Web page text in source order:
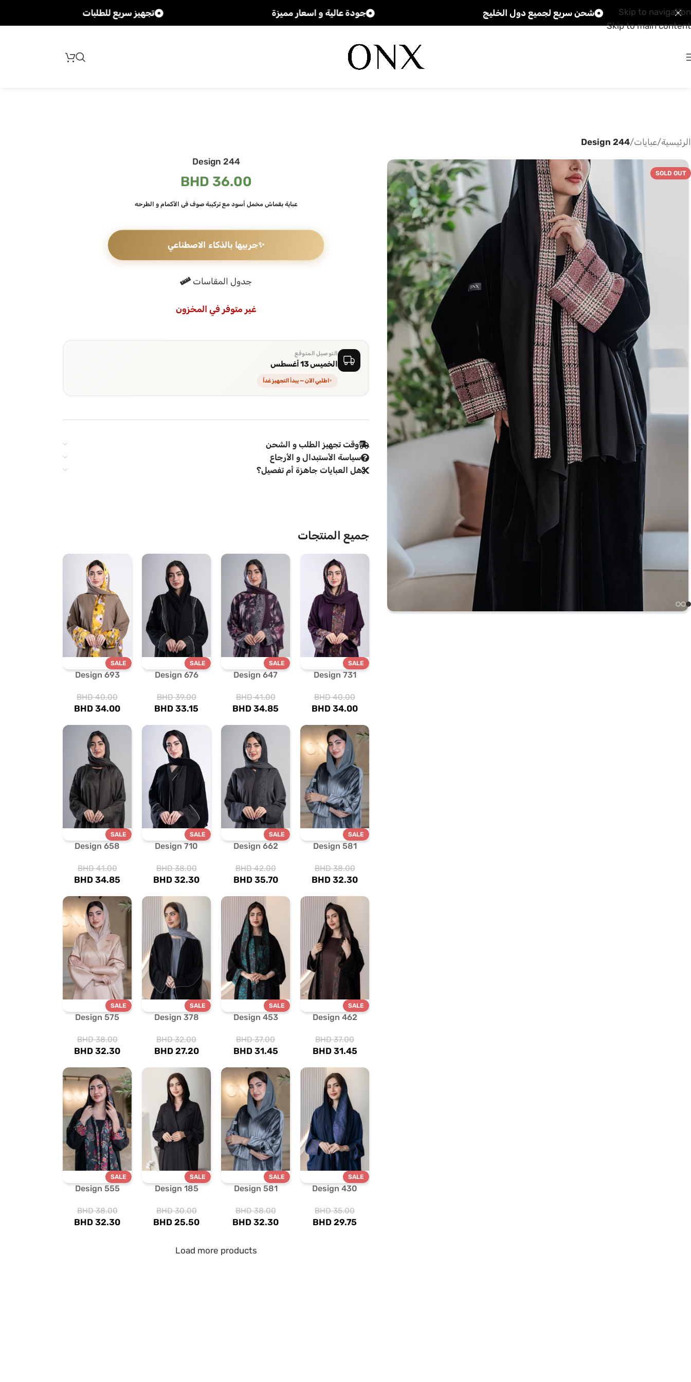
Skip to navigation
Skip to main content
تجهيز سريع للطلبات جودة عالية و اسعار مميزة شحن سريع لجميع دول الخليج
الرئيسية/عبايات/
Design 244
SOLD OUT
Design 244
BHD 36.00
عباية بقماش مخمل أسود مع تركيبة صوف في الأكمام و الطرحه
✨جربيها بالذكاء الاصطناعي
جدول المقاسات
غير متوفر في المخزون
التوصيل المتوقع
الخميس 13 أغسطس
اطلبي الآن — يبدأ التجهيز غداً
وقت تجهيز الطلب و الشحن
سياسة الأستبدال و الأرجاع
هل العبايات جاهزة أم تفصيل؟
جميع المنتجات
SALE
Design 731
BHD40.00
BHD 34.00
SALE
Design 647
BHD41.00
BHD 34.85
SALE
Design 676
BHD39.00
BHD 33.15
SALE
Design 693
BHD40.00
BHD 34.00
SALE
Design 581
BHD38.00
BHD 32.30
SALE
Design 662
BHD42.00
BHD35.70
SALE
Design 710
BHD38.00
BHD 32.30
SALE
Design 658
BHD41.00
BHD 34.85
SALE
Design 462
BHD37.00
BHD31.45
SALE
Design 453
BHD37.00
BHD31.45
SALE
Design 378
BHD32.00
BHD27.20
SALE
Design 575
BHD38.00
BHD 32.30
SALE
Design 430
BHD35.00
BHD 29.75
SALE
Design 581
BHD38.00
BHD 32.30
SALE
Design 185
BHD30.00
BHD 25.50
SALE
Design 555
BHD38.00
BHD 32.30
Load more products